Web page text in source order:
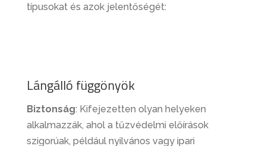
típusokat és azok jelentőségét:
Lángálló függönyök
Biztonság: Kifejezetten olyan helyeken
alkalmazzák, ahol a tűzvédelmi előírások
szigorúak, például nyilvános vagy ipari